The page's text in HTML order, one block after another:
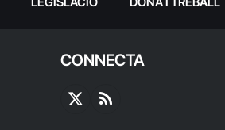
CONNECTA
X
RSS